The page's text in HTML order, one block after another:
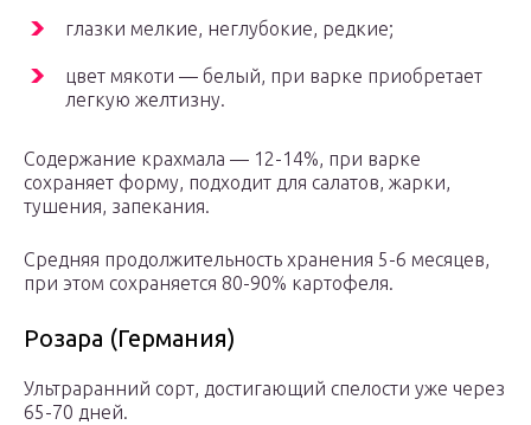
глазки мелкие, неглубокие, редкие;
цвет мякоти — белый, при варке приобретает
легкую желтизну.
Содержание крахмала — 12-14%, при варке
сохраняет форму, подходит для салатов, жарки,
тушения, запекания.
Средняя продолжительность хранения 5-6 месяцев,
при этом сохраняется 80-90% картофеля.
Розара (Германия)
Ультраранний сорт, достигающий спелости уже через
65-70 дней.